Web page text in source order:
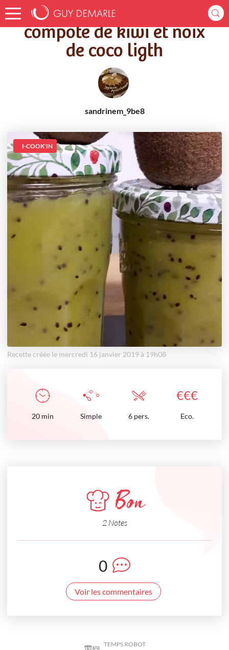
Accueil Recettes compote de kiwi et noix de coco ligth
compote de kiwi et noix
de coco ligth
sandrinem_9be8
I-COOK'IN
Recette créée le mercredi 16 janvier 2019 à 19h08
€€€
20 min Simple 6 pers. Eco.
Bon
2 Notes
0
Voir les commentaires
TEMPS ROBOT